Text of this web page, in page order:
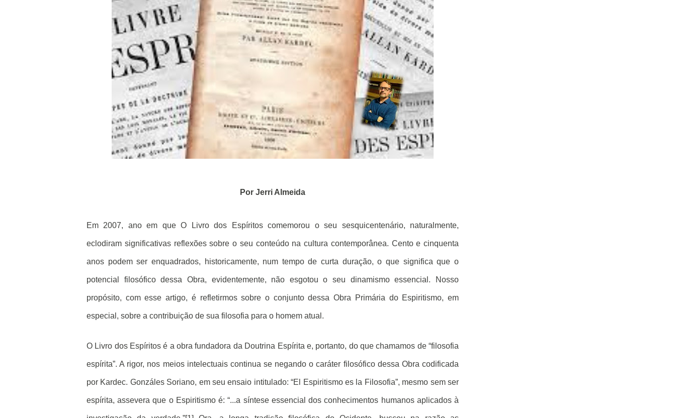
Por Jerri Almeida
Em 2007, ano em que O Livro dos Espíritos comemorou o seu sesquicentenário, naturalmente,
eclodiram significativas reflexões sobre o seu conteúdo na cultura contemporânea. Cento e cinquenta
anos podem ser enquadrados, historicamente, num tempo de curta duração, o que significa que o
potencial filosófico dessa Obra, evidentemente, não esgotou o seu dinamismo essencial. Nosso
propósito, com esse artigo, é refletirmos sobre o conjunto dessa Obra Primária do Espiritismo, em
especial, sobre a contribuição de sua filosofia para o homem atual.
O Livro dos Espíritos é a obra fundadora da Doutrina Espírita e, portanto, do que chamamos de “filosofia
espírita”. A rigor, nos meios intelectuais continua se negando o caráter filosófico dessa Obra codificada
por Kardec. Gonzáles Soriano, em seu ensaio intitulado: “El Espiritismo es la Filosofia”, mesmo sem ser
espírita, assevera que o Espiritismo é: “...a síntese essencial dos conhecimentos humanos aplicados à